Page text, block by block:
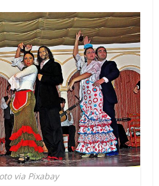
via Pixabay